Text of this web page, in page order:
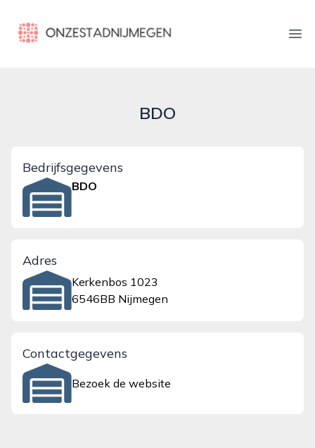
onzestadnijmegen.nl
BDO
Bedrijfsgegevens
BDO
Adres
Kerkenbos 1023
6546BB Nijmegen
Contactgegevens
Bezoek de website